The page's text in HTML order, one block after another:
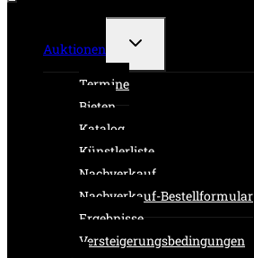
Auktionen
Untermenü
Termine
Bieten
Katalog
Künstlerliste
Nachverkauf
Nachverkauf-Bestellformular
Ergebnisse
Versteigerungsbedingungen